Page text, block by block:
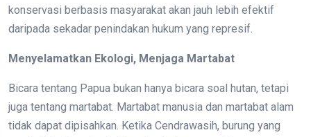
konservasi berbasis masyarakat akan jauh lebih efektif
daripada sekadar penindakan hukum yang represif.
Menyelamatkan Ekologi, Menjaga Martabat
Bicara tentang Papua bukan hanya bicara soal hutan, tetapi
juga tentang martabat. Martabat manusia dan martabat alam
tidak dapat dipisahkan. Ketika Cendrawasih, burung yang